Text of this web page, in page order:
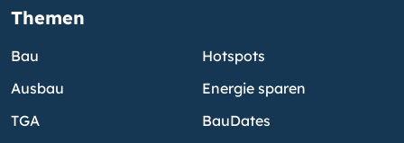
Themen
Bau
Ausbau
TGA
Hotspots
Energie sparen
BauDates